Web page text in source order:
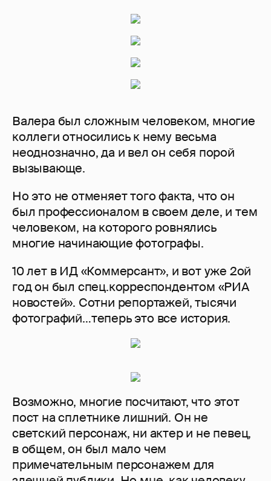
Валера был сложным человеком, многие
коллеги относились к нему весьма
неоднозначно, да и вел он себя порой
вызывающе.
Но это не отменяет того факта, что он
был профессионалом в своем деле, и тем
человеком, на которого ровнялись
многие начинающие фотографы.
10 лет в ИД «Коммерсант», и вот уже 2ой
год он был спец.корреспондентом «РИА
новостей». Сотни репортажей, тысячи
фотографий…теперь это все история.
Возможно, многие посчитают, что этот
пост на сплетнике лишний. Он не
светский персонаж, ни актер и не певец,
в общем, он был мало чем
примечательным персонажем для